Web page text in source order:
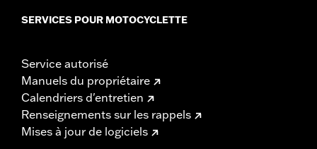
SERVICES POUR MOTOCYCLETTE
Service autorisé
Manuels du propriétaire
Calendriers d'entretien
Renseignements sur les rappels
Mises à jour de logiciels